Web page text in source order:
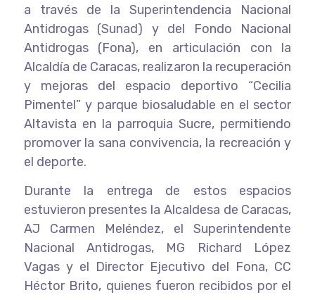
a través de la Superintendencia Nacional
Antidrogas (Sunad) y del Fondo Nacional
Antidrogas (Fona), en articulación con la
Alcaldía de Caracas, realizaron la recuperación
y mejoras del espacio deportivo “Cecilia
Pimentel” y parque biosaludable en el sector
Altavista en la parroquia Sucre, permitiendo
promover la sana convivencia, la recreación y
el deporte.
Durante la entrega de estos espacios
estuvieron presentes la Alcaldesa de Caracas,
AJ Carmen Meléndez, el Superintendente
Nacional Antidrogas, MG Richard López
Vagas y el Director Ejecutivo del Fona, CC
Héctor Brito, quienes fueron recibidos por el